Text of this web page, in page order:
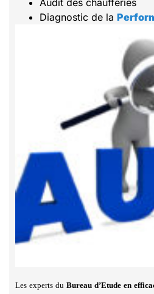
Audit des chaufferies
Diagnostic de la
Les experts du Bureau d’Etude en